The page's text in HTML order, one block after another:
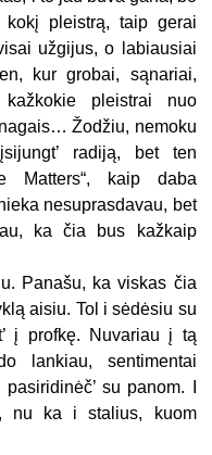
pleistrą, taip gerai
užgijus, o labiausiai
kur grobai, sąnariai,
pleistrai nuo
Žodžiu, nemoku
radiją, bet ten
Matters“, kaip daba
nesuprasdavau, bet
ka čia bus kažkaip
Panašu, ka viskas čia
aisiu. Tol i sėdėsiu su
į profkę. Nuvariau į tą
lankiau, sentimentai
su panom. I
nu ka i stalius, kuom